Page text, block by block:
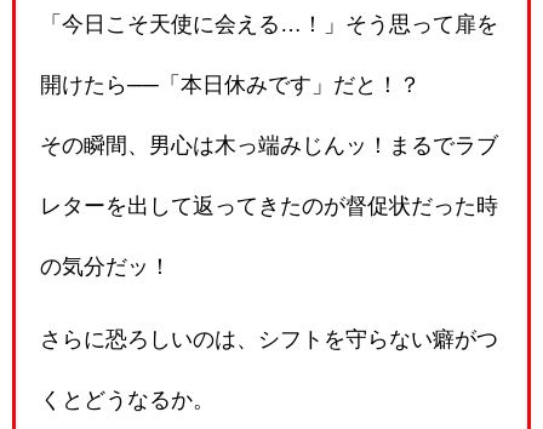
「今日こそ天使に会える…！」そう思って扉を
開けたら──「本日休みです」だと！？
その瞬間、男心は木っ端みじんッ！まるでラブ
レターを出して返ってきたのが督促状だった時
の気分だッ！
さらに恐ろしいのは、シフトを守らない癖がつ
くとどうなるか。